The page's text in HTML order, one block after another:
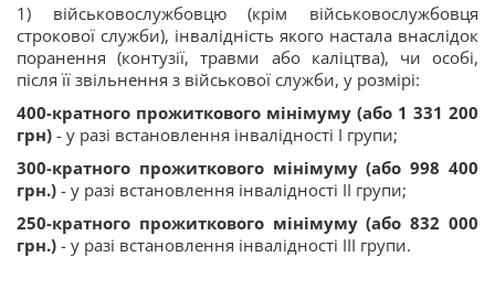
1) військовослужбовцю (крім військовослужбовця
строкової служби), інвалідність якого настала внаслідок
поранення (контузії, травми або каліцтва), чи особі,
після її звільнення з військової служби, у розмірі:
400-кратного прожиткового мінімуму (або 1 331 200
грн) - у разі встановлення інвалідності I групи;
300-кратного прожиткового мінімуму (або 998 400
грн.) - у разі встановлення інвалідності II групи;
250-кратного прожиткового мінімуму (або 832 000
грн.) - у разі встановлення інвалідності III групи.